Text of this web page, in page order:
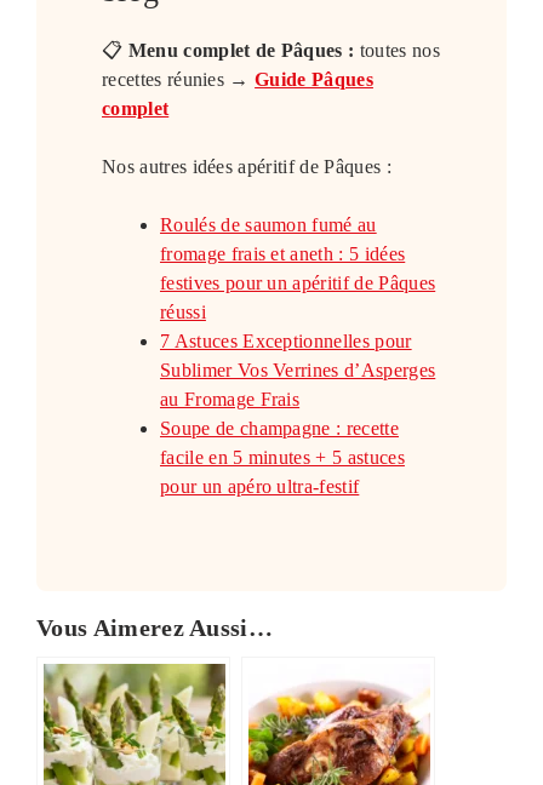
📋 Menu complet de Pâques : toutes nos
recettes réunies →Guide Pâques
complet
Nos autres idées apéritif de Pâques :
Roulés de saumon fumé au
fromage frais et aneth : 5 idées
festives pour un apéritif de Pâques
réussi
7 Astuces Exceptionnelles pour
Sublimer Vos Verrines d’Asperges
au Fromage Frais
Soupe de champagne : recette
facile en 5 minutes + 5 astuces
pour un apéro ultra-festif
Vous Aimerez Aussi…